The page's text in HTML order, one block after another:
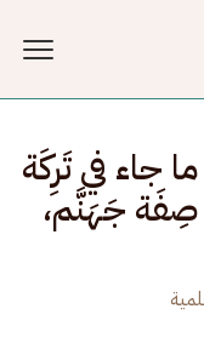
532 - باب ما جاء في تَرِكَة
صِفَة جَهَنَّم،